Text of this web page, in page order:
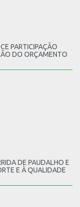
PARTICIPAÇÃO
DO ORÇAMENTO
DE PAUDALHO E
E À QUALIDADE